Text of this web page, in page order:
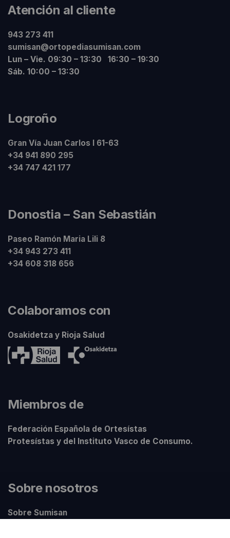
Atención al cliente
943 273 411
sumisan@ortopediasumisan.com
Lun – Vie. 09:30 – 13:30 16:30 – 19:30
Sáb. 10:00 – 13:30
Logroño
Gran Vía Juan Carlos I 61-63
+34 941 890 295
+34 747 421 177
Donostia – San Sebastián
Paseo Ramón Maria Lili 8
+34 943 273 411
+34 608 318 656
Colaboramos con
Osakidetza y Rioja Salud
Miembros de
Federación Española de Ortesístas
Protesístas y del Instituto Vasco de Consumo.
Sobre nosotros
Sobre Sumisan